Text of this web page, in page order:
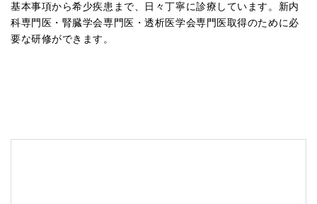
基本事項から希少疾患まで、日々丁寧に診療しています。新内
科専門医・腎臓学会専門医・透析医学会専門医取得のために必
要な研修ができます。